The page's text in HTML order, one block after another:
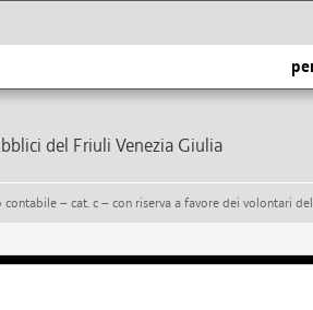
del Friuli Venezia Giulia
a favore dei volontari delle ff.aa. - area di prima assegnazione: affari